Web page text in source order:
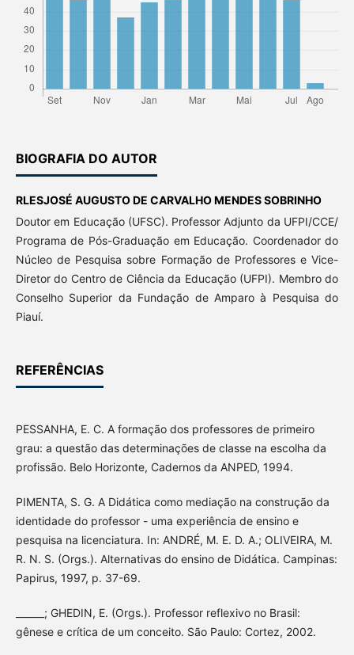
BIOGRAFIA DO AUTOR
RLESJOSÉ AUGUSTO DE CARVALHO MENDES SOBRINHO
Doutor em Educação (UFSC). Professor Adjunto da UFPI/CCE/
Programa de Pós-Graduação em Educação. Coordenador do
Núcleo de Pesquisa sobre Formação de Professores e Vice-
Diretor do Centro de Ciência da Educação (UFPI). Membro do
Conselho Superior da Fundação de Amparo à Pesquisa do
Piauí.
REFERÊNCIAS
PESSANHA, E. C. A formação dos professores de primeiro
grau: a questão das determinações de classe na escolha da
profissão. Belo Horizonte, Cadernos da ANPED, 1994.
PIMENTA, S. G. A Didática como mediação na construção da
identidade do professor - uma experiência de ensino e
pesquisa na licenciatura. In: ANDRÉ, M. E. D. A.; OLIVEIRA, M.
R. N. S. (Orgs.). Alternativas do ensino de Didática. Campinas:
Papirus, 1997, p. 37-69.
______; GHEDIN, E. (Orgs.). Professor reflexivo no Brasil:
gênese e crítica de um conceito. São Paulo: Cortez, 2002.